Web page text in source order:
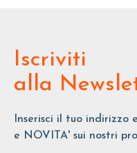
Iscriviti
alla
Inserisci il tuo indirizzo
e NOVITA' sui nostri